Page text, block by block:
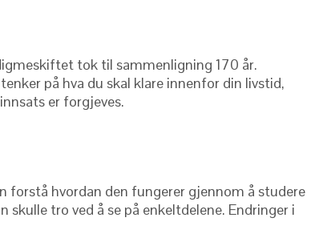
tok til sammenligning 170 år.
på hva du skal klare innenfor din livstid,
er forgjeves.
forstå hvordan den fungerer gjennom å studere
tro ved å se på enkeltdelene. Endringer i